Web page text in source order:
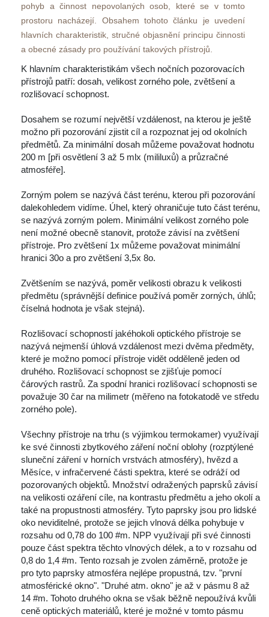
pohyb a činnost nepovolaných osob, které se v tomto
prostoru nacházejí. Obsahem tohoto článku je uvedení
hlavních charakteristik, stručné objasnění principu činnosti
a obecné zásady pro používání takových přístrojů.
K hlavním charakteristikám všech nočních pozorovacích
přístrojů patří: dosah, velikost zorného pole, zvětšení a
rozlišovací schopnost.
Dosahem se rozumí největší vzdálenost, na kterou je ještě
možno při pozorování zjistit cíl a rozpoznat jej od okolních
předmětů. Za minimální dosah můžeme považovat hodnotu
200 m [při osvětlení 3 až 5 mlx (mililuxů) a průzračné
atmosféře].
Zorným polem se nazývá část terénu, kterou při pozorování
dalekohledem vidíme. Úhel, který ohraničuje tuto část terénu,
e nazývá zorným polem. Minimální velikost zorného pole
není možné obecně stanovit, protože závisí na zvětšení
přístroje. Pro zvětšení 1x můžeme považovat minimální
hranici 30o a pro zvětšení 3,5x 8o.
Zvětšením se nazývá, poměr velikosti obrazu k velikosti
předmětu (správnější definice používá poměr zorných, úhlů;
číselná hodnota je však stejná).
Rozlišovací schopností jakéhokoli optického přístroje se
nazývá nejmenší úhlová vzdálenost mezi dvěma předměty,
které je možno pomocí přístroje vidět odděleně jeden od
druhého. Rozlišovací schopnost se zjišťuje pomocí
čárových rastrů. Za spodní hranici rozlišovací schopnosti se
považuje 30 čar na milimetr (měřeno na fotokatodě ve středu
zorného pole).
Všechny přístroje na trhu (s výjimkou termokamer) využívají
ke své činnosti zbytkového záření noční oblohy (rozptýlené
luneční záření v horních vrstvách atmosféry), hvězd a
Měsíce, v infračervené části spektra, které se odráží od
pozorovaných objektů. Množství odražených paprsků závisí
na velikosti ozáření cíle, na kontrastu předmětu a jeho okolí a
také na propustnosti atmosféry. Tyto paprsky jsou pro lidské
oko neviditelné, protože se jejich vlnová délka pohybuje v
rozsahu od 0,78 do 100 #m. NPP využívají při své činnosti
pouze část spektra těchto vlnových délek, a to v rozsahu od
0,8 do 1,4 #m. Tento rozsah je zvolen záměrně, protože je
pro tyto paprsky atmosféra nejlépe propustná, tzv. "první
atmosférické okno". "Druhé atm. okno" je až v pásmu 8 až
14 #m. Tohoto druhého okna se však běžně nepoužívá kvůli
ceně optických materiálů, které je možné v tomto pásmu